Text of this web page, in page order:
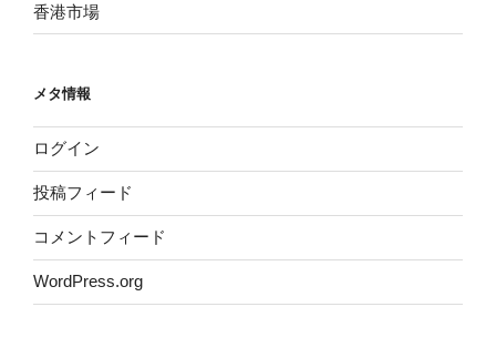
香港市場
メタ情報
ログイン
投稿フィード
コメントフィード
WordPress.org